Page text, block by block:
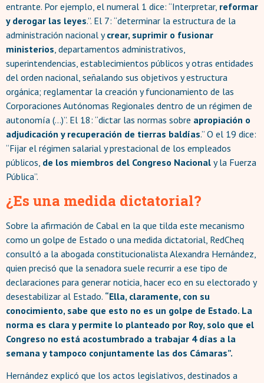
entrante. Por ejemplo, el numeral 1 dice: “Interpretar, reformar
y derogar las leyes.”. El 7: “determinar la estructura de la
administración nacional ycrear, suprimir o fusionar
ministerios, departamentos administrativos,
superintendencias, establecimientos públicos y otras entidades
del orden nacional, señalando sus objetivos y estructura
orgánica; reglamentar la creación y funcionamiento de las
Corporaciones Autónomas Regionales dentro de un régimen de
autonomía (…)”. El 18: “dictar las normas sobre apropiación o
adjudicación y recuperación de tierras baldías.” O el 19 dice:
“Fijar el régimen salarial y prestacional de los empleados
públicos, de los miembros del Congreso Nacional y la Fuerza
Pública”.
¿Es una medida dictatorial?
Sobre la afirmación de Cabal en la que tilda este mecanismo
como un golpe de Estado o una medida dictatorial, RedCheq
consultó a la abogada constitucionalista Alexandra Hernández,
quien precisó que la senadora suele recurrir a ese tipo de
declaraciones para generar noticia, hacer eco en su electorado y
desestabilizar al Estado. “Ella, claramente, con su
conocimiento, sabe que esto no es un golpe de Estado. La
norma es clara y permite lo planteado por Roy, solo que el
Congreso no está acostumbrado a trabajar 4 días a la
semana y tampoco conjuntamente las dos Cámaras”.
Hernández explicó que los actos legislativos, destinados a